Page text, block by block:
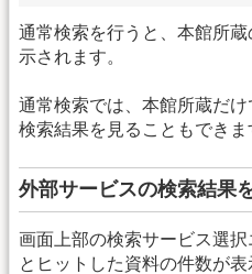
通常検索を行うと、本館所
示されます。
通常検索では、本館所蔵だ
検索結果を見ることもできま
外部サービスの検索結果
画面上部の検索サービス選
とヒットした資料の件数が表